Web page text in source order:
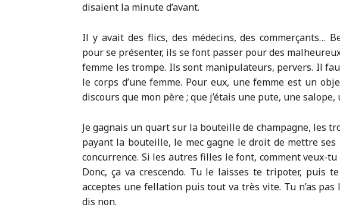
disaient la minute d’avant.
Il y avait des flics, des médecins, des commerçants…
pour se présenter, ils se font passer pour des
femme les trompe. Ils sont manipulateurs, pervers. Il
le corps d’une femme. Pour eux, une femme est un
discours que mon père ; que j’étais une pute, une
Je gagnais un quart sur la bouteille de champagne, les
payant la bouteille, le mec gagne le droit de mettre
concurrence. Si les autres filles le font, comment veux-tu
Donc, ça va crescendo. Tu le laisses te tripoter, puis
acceptes une fellation puis tout va très vite. Tu n’as
dis non.